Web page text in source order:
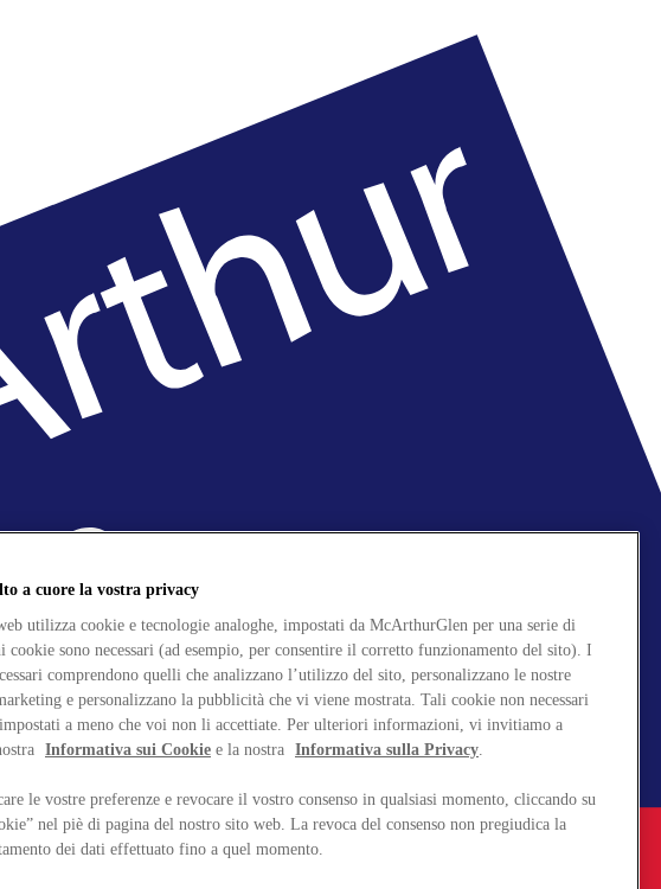
a cuore la vostra privacy
utilizza cookie e tecnologie analoghe, impostati da McArthurGlen per una serie di
sono necessari (ad esempio, per consentire il corretto funzionamento del sito). I
comprendono quelli che analizzano l’utilizzo del sito, personalizzano le nostre
e personalizzano la pubblicità che vi viene mostrata. Tali cookie non necessari
a meno che voi non li accettiate. Per ulteriori informazioni, vi invitiamo a
Informativa sui Cookie e la nostra Informativa sulla Privacy.
le vostre preferenze e revocare il vostro consenso in qualsiasi momento, cliccando su
nel piè di pagina del nostro sito web. La revoca del consenso non pregiudica la
dei dati effettuato fino a quel momento.